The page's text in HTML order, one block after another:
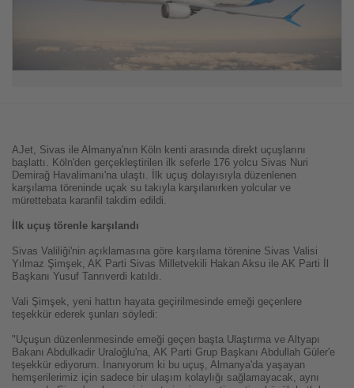
AJet, Sivas ile Almanya'nın Köln kenti arasında direkt uçuşlarını
başlattı. Köln'den gerçekleştirilen ilk seferle 176 yolcu Sivas Nuri
Demirağ Havalimanı'na ulaştı. İlk uçuş dolayısıyla düzenlenen
karşılama töreninde uçak su takıyla karşılanırken yolcular ve
mürettebata karanfil takdim edildi.
İlk uçuş törenle karşılandı
Sivas Valiliği'nin açıklamasına göre karşılama törenine Sivas Valisi
Yılmaz Şimşek, AK Parti Sivas Milletvekili Hakan Aksu ile AK Parti İl
Başkanı Yusuf Tanrıverdi katıldı.
Vali Şimşek, yeni hattın hayata geçirilmesinde emeği geçenlere
teşekkür ederek şunları söyledi:
"Uçuşun düzenlenmesinde emeği geçen başta Ulaştırma ve Altyapı
Bakanı Abdulkadir Uraloğlu'na, AK Parti Grup Başkanı Abdullah Güler'e
teşekkür ediyorum. İnanıyorum ki bu uçuş, Almanya'da yaşayan
hemşerilerimiz için sadece bir ulaşım kolaylığı sağlamayacak, aynı